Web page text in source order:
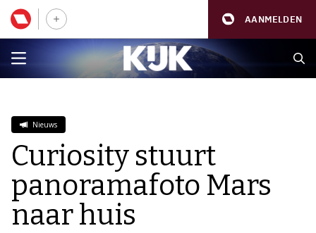
AANMELDEN
Nieuws
Curiosity stuurt
panoramafoto Mars
naar huis